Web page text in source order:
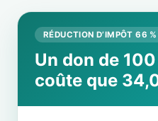
RÉDUCTION D’IMPÔT 66 %
Un don de
coûte que